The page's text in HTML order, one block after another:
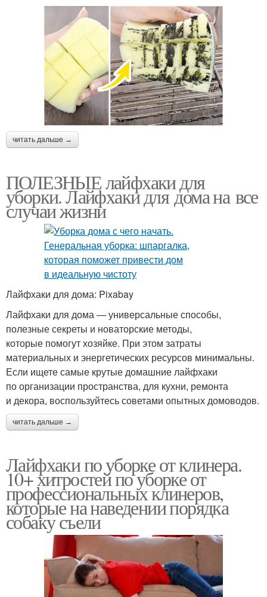
читать дальше →
ПОЛЕЗНЫЕ лайфхаки для
уборки. Лайфхаки для дома на все
случаи жизни
Лайфхаки для дома: Pixabay
Лайфхаки для дома — универсальные способы,
полезные секреты и новаторские методы,
которые помогут хозяйке. При этом затраты
материальных и энергетических ресурсов минимальны.
Если ищете самые крутые домашние лайфхаки
по организации пространства, для кухни, ремонта
и декора, воспользуйтесь советами опытных домоводов.
читать дальше →
Лайфхаки по уборке от клинера.
10+ хитростей по уборке от
профессиональных клинеров,
которые на наведении порядка
собаку съели